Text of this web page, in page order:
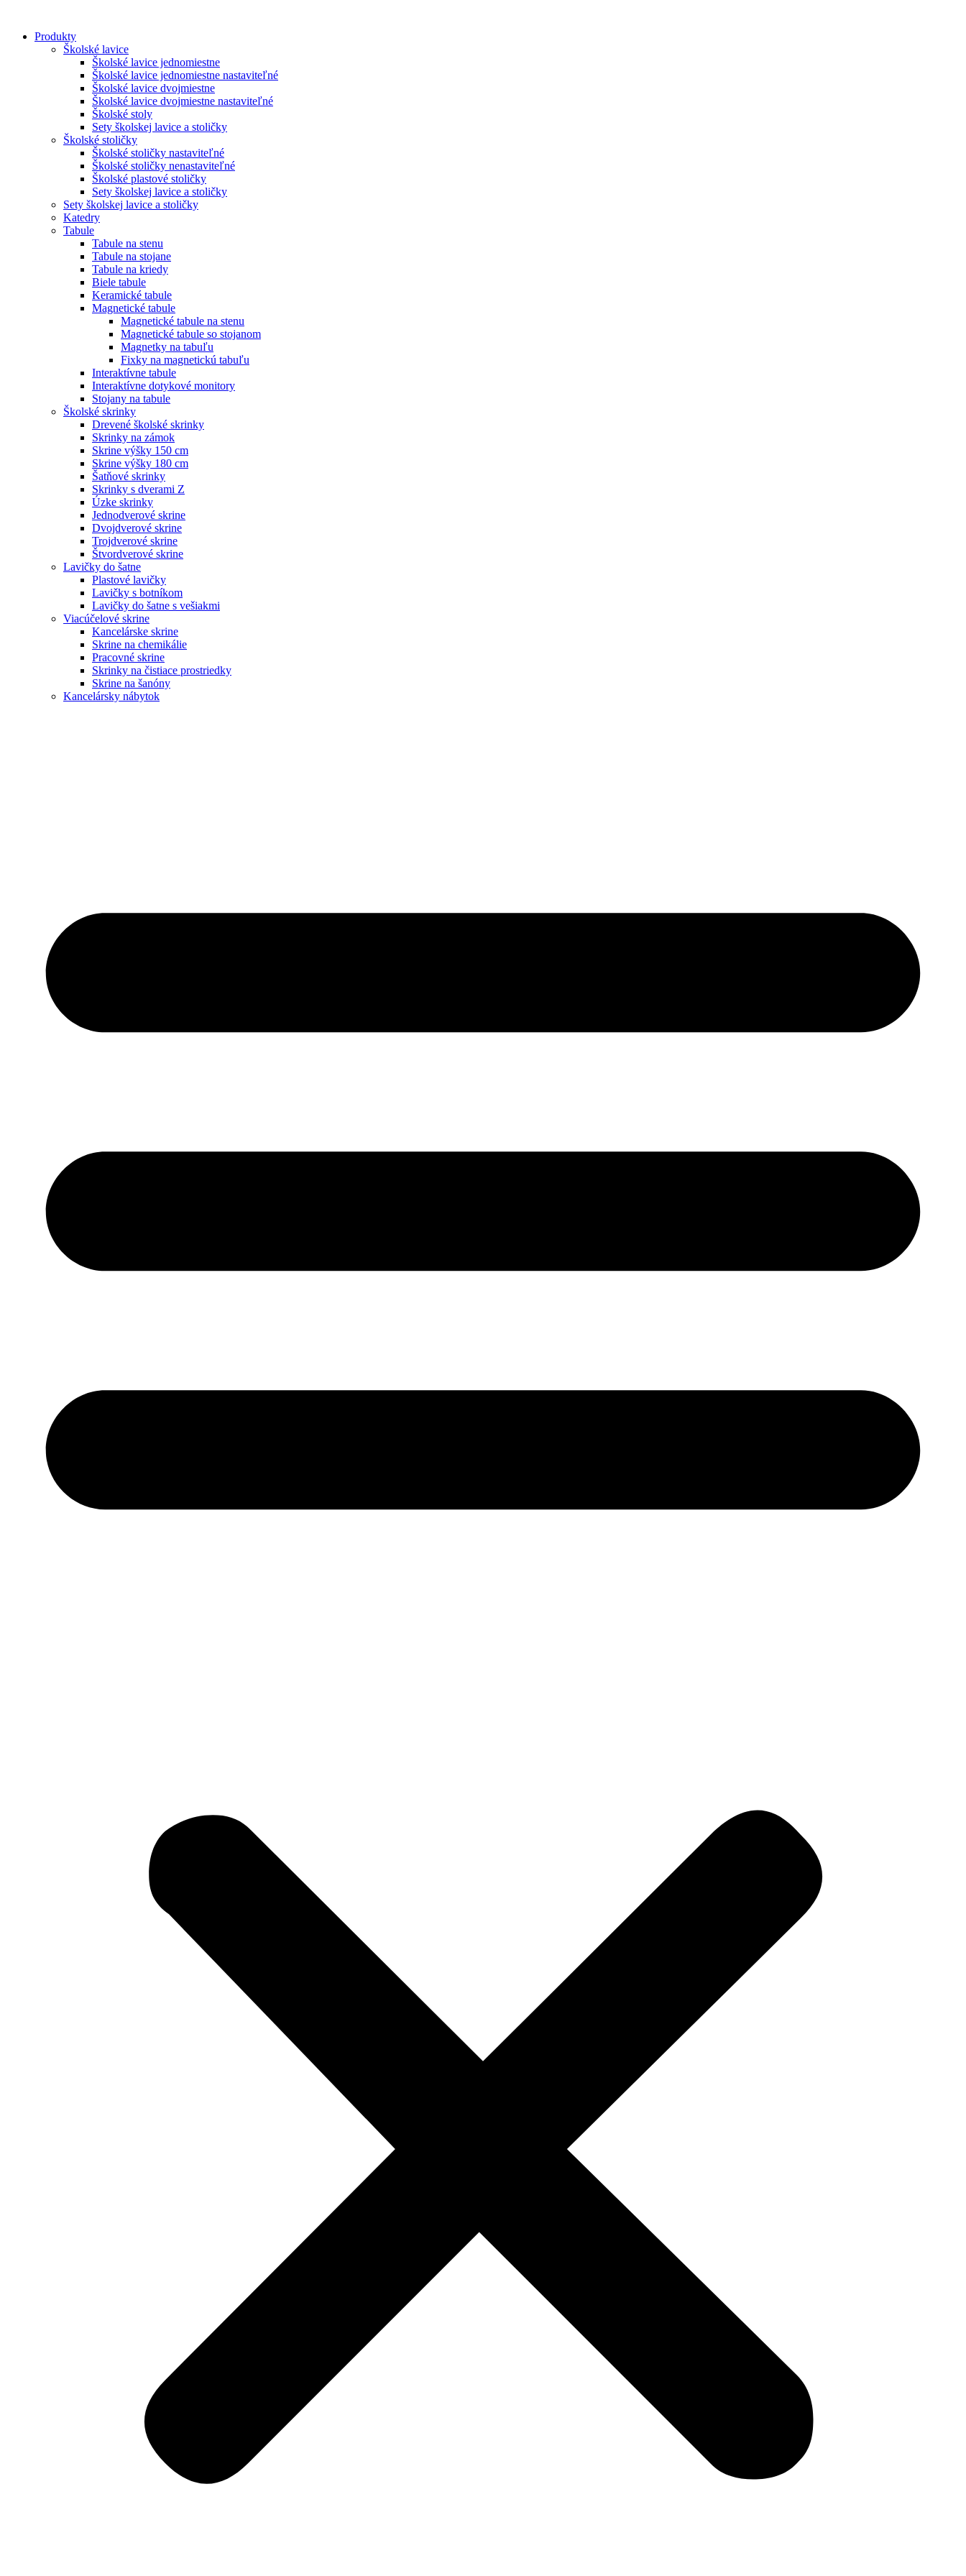
obsah
Produkty
Školské lavice
Školské lavice jednomiestne
Školské lavice jednomiestne nastaviteľné
Školské lavice dvojmiestne
Školské lavice dvojmiestne nastaviteľné
Školské stoly
Sety školskej lavice a stoličky
Školské stoličky
Školské stoličky nastaviteľné
Školské stoličky nenastaviteľné
Školské plastové stoličky
Sety školskej lavice a stoličky
Sety školskej lavice a stoličky
Katedry
Tabule
Tabule na stenu
Tabule na stojane
Tabule na kriedy
Biele tabule
Keramické tabule
Magnetické tabule
Magnetické tabule na stenu
Magnetické tabule so stojanom
Magnetky na tabuľu
Fixky na magnetickú tabuľu
Interaktívne tabule
Interaktívne dotykové monitory
Stojany na tabule
Školské skrinky
Drevené školské skrinky
Skrinky na zámok
Skrine výšky 150 cm
Skrine výšky 180 cm
Šatňové skrinky
Skrinky s dverami Z
Úzke skrinky
Jednodverové skrine
Dvojdverové skrine
Trojdverové skrine
Štvordverové skrine
Lavičky do šatne
Plastové lavičky
Lavičky s botníkom
Lavičky do šatne s vešiakmi
Viacúčelové skrine
Kancelárske skrine
Skrine na chemikálie
Pracovné skrine
Skrinky na čistiace prostriedky
Skrine na šanóny
Kancelársky nábytok